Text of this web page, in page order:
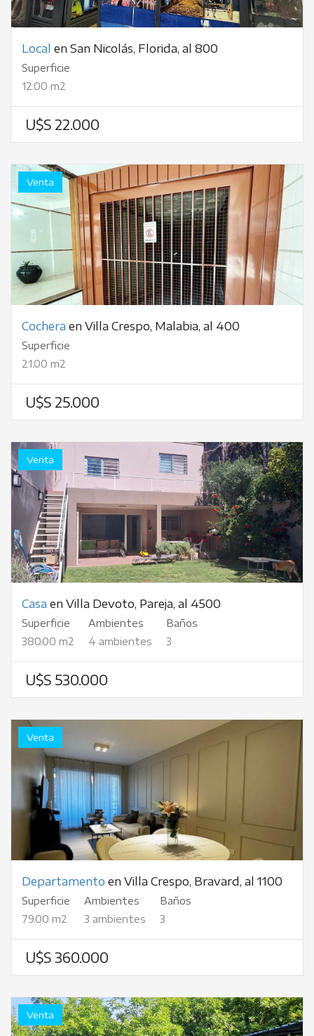
Local en San Nicolás, Florida, al 800
Superficie
12.00 m2
U$S 22.000
Venta
Cochera en Villa Crespo, Malabia, al 400
Superficie
21.00 m2
U$S 25.000
Venta
Casa en Villa Devoto, Pareja, al 4500
Superficie
380.00 m2
Ambientes
4 ambientes
Baños
3
U$S 530.000
Venta
Departamento en Villa Crespo, Bravard, al 1100
Superficie
79.00 m2
Ambientes
3 ambientes
Baños
3
U$S 360.000
Venta